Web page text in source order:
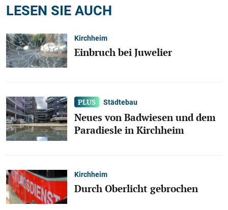
LESEN SIE AUCH
Kirchheim
Einbruch bei Juwelier
Städtebau
Neues von Badwiesen und dem
Paradiesle in Kirchheim
Kirchheim
Durch Oberlicht gebrochen